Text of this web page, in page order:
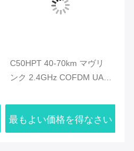
C50HPT 40-70km マヴリ
ンク 2.4GHz COFDM UAV
長距離 UP/Downlink
最もよい価格を得なさい